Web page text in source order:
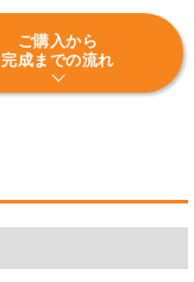
ご購入から
完成までの流れ